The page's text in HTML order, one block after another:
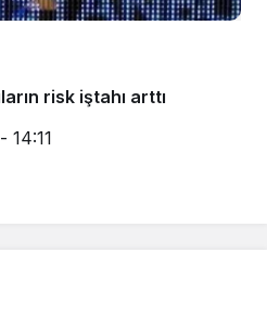
risk iştahı arttı
14:11